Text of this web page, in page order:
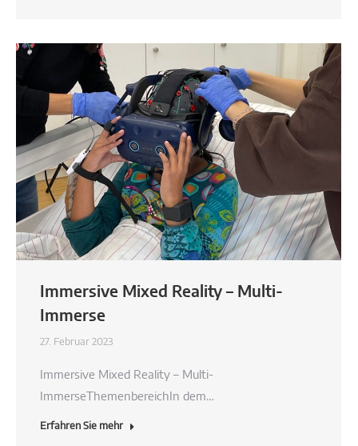
Immersive Mixed Reality – Multi-
Immerse
27. Februar 2023
Immersive Mixed Reality – Multi-
ImmerseThemenbereichIn dem…
Erfahren Sie mehr